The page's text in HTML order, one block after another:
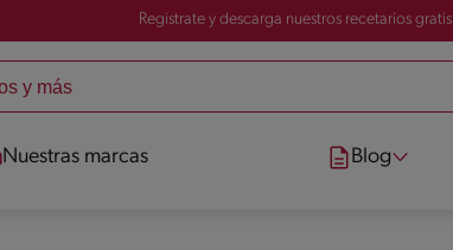
Registrate y descarga nuestros recetarios gratis
Nuestras marcas Blog